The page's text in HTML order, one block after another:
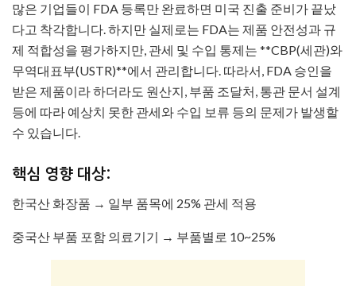
많은 기업들이 FDA 등록만 완료하면 미국 진출 준비가 끝났
다고 착각합니다. 하지만 실제로는 FDA는 제품 안전성과 규
제 적합성을 평가하지만, 관세 및 수입 통제는 **CBP(세관)와
무역대표부(USTR)**에서 관리합니다. 따라서, FDA 승인을
받은 제품이라 하더라도 원산지, 부품 조달처, 통관 문서 설계
등에 따라 예상치 못한 관세와 수입 보류 등의 문제가 발생할
수 있습니다.
핵심 영향 대상:
한국산 화장품 → 일부 품목에 25% 관세 적용
중국산 부품 포함 의료기기 → 부품별로 10~25%